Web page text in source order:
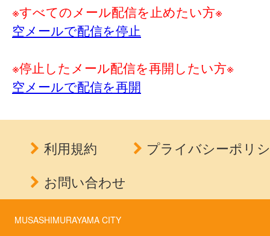
※すべてのメール配信を止めたい方※
空メールで配信を停止
※停止したメール配信を再開したい方※
空メールで配信を再開
利用規約
プライバシーポリ
お問い合わせ
MUSASHIMURAYAMA CITY